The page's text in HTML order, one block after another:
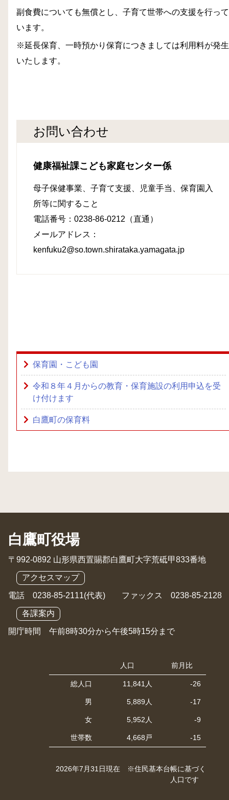
副食費についても無償とし、子育て世帯への支援を行って
います。
※延長保育、一時預かり保育につきましては利用料が発生
いたします。
お問い合わせ
健康福祉課こども家庭センター係
母子保健事業、子育て支援、児童手当、保育園入
所等に関すること
電話番号：0238-86-0212（直通）
メールアドレス：
kenfuku2@so.town.shirataka.yamagata.jp
保育園・こども園
令和８年４月からの教育・保育施設の利用申込を受
け付けます
白鷹町の保育料
白鷹町役場
〒992-0892 山形県西置賜郡白鷹町大字荒砥甲833番地
アクセスマップ
電話 0238-85-2111(代表) ファックス 0238-85-2128
各課案内
開庁時間 午前8時30分から午後5時15分まで
人口 前月比
総人口 11,841人 -26
男 5,889人 -17
女 5,952人 -9
世帯数 4,668戸 -15
2026年7月31日現在 ※住民基本台帳に基づく
人口です